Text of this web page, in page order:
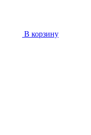
В корзину